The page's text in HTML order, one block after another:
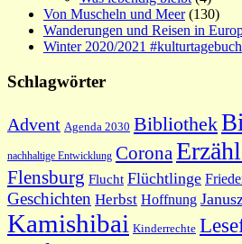
Von Muscheln und Meer(130)
Wanderungen und Reisen in
Winter 2020/2021 #kulturtagebuch
Schlagwörter
Advent Agenda 2030 Bibliothek
nachhaltige Entwicklung Corona
Flensburg Flucht Flüchtlinge
Geschichten Herbst Hoffnung
Kamishibai Kinderrechte